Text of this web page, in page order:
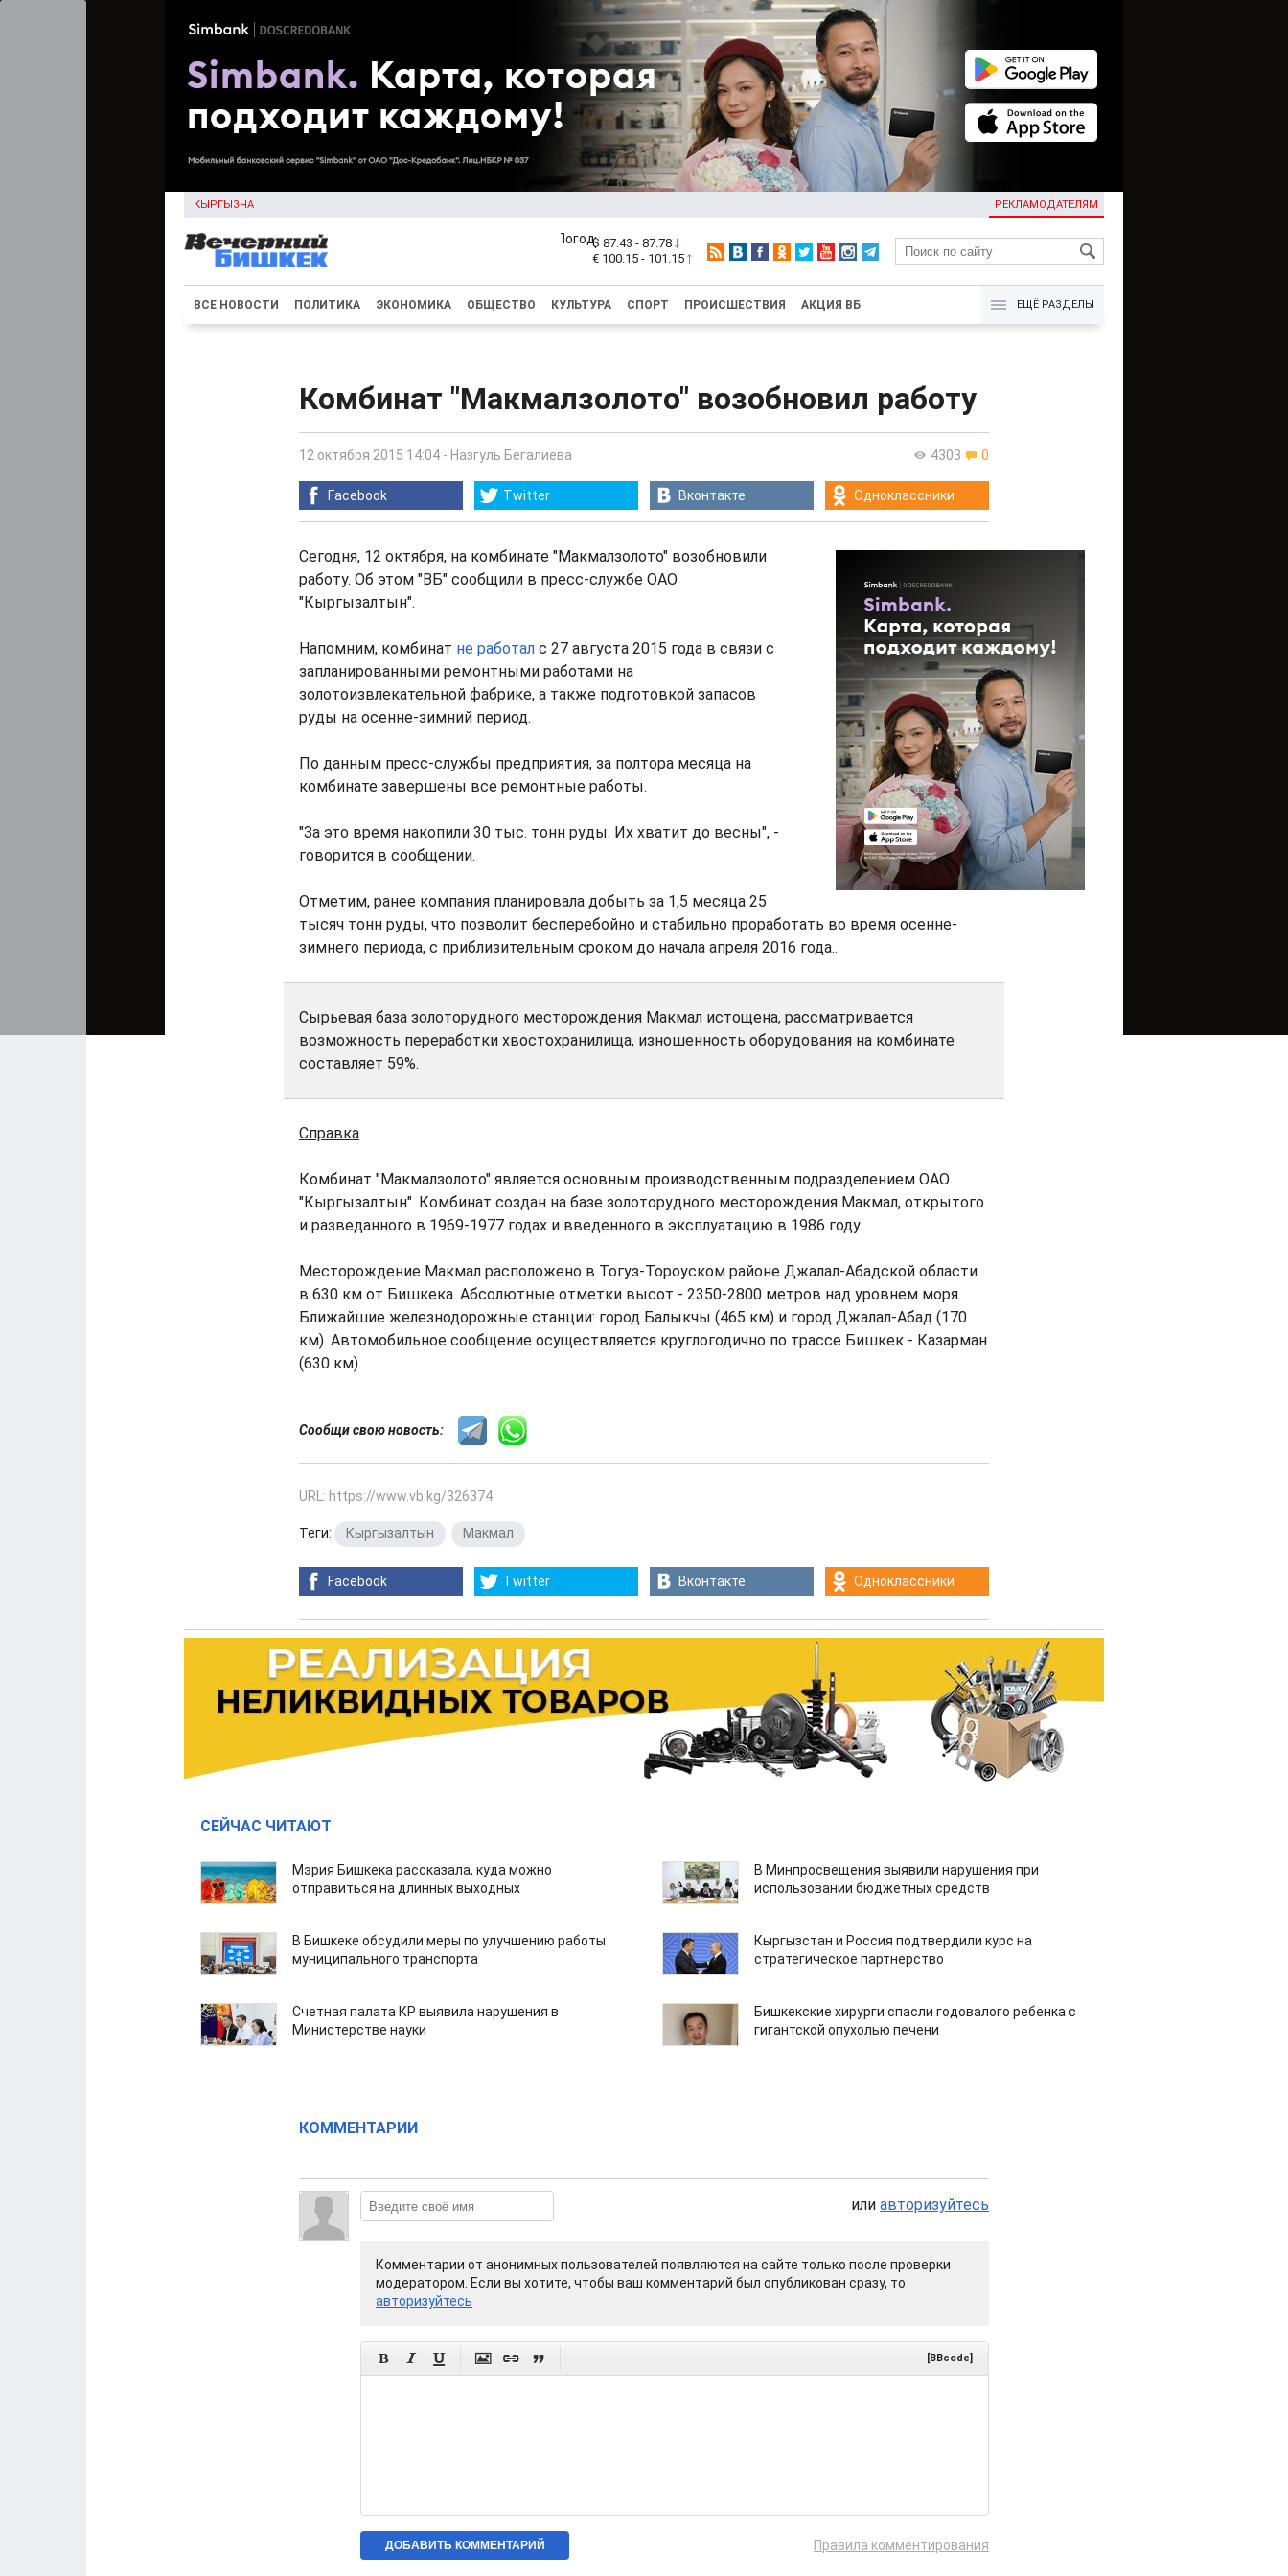
КЫРГЫЗЧА РЕКЛАМОДАТЕЛЯМ
KG
$ 87.43 - 87.78
€ 100.15 - 101.15
ВСЕ НОВОСТИ ПОЛИТИКА ЭКОНОМИКА ОБЩЕСТВО КУЛЬТУРА СПОРТ ПРОИСШЕСТВИЯ АКЦИЯ ВБ ЕЩЁ РАЗДЕЛЫ
Комбинат "Макмалзолото" возобновил работу
4303 0
12 октября 2015 14:04 - Назгуль Бегалиева
Facebook Twitter Вконтакте Одноклассники
Сегодня, 12 октября, на комбинате "Макмалзолото" возобновили
работу. Об этом "ВБ" сообщили в пресс-службе ОАО
"Кыргызалтын".
Напомним, комбинат не работал с 27 августа 2015 года в связи с
запланированными ремонтными работами на
золотоизвлекательной фабрике, а также подготовкой запасов
руды на осенне-зимний период.
По данным пресс-службы предприятия, за полтора месяца на
комбинате завершены все ремонтные работы.
"За это время накопили 30 тыс. тонн руды. Их хватит до весны", -
говорится в сообщении.
Отметим, ранее компания планировала добыть за 1,5 месяца 25
тысяч тонн руды, что позволит бесперебойно и стабильно проработать во время осенне-
зимнего периода, с приблизительным сроком до начала апреля 2016 года..
Сырьевая база золоторудного месторождения Макмал истощена, рассматривается
возможность переработки хвостохранилища, изношенность оборудования на комбинате
составляет 59%.
Справка
Комбинат "Макмалзолото" является основным производственным подразделением ОАО
"Кыргызалтын". Комбинат создан на базе золоторудного месторождения Макмал, открытого
и разведанного в 1969-1977 годах и введенного в эксплуатацию в 1986 году.
Месторождение Макмал расположено в Тогуз-Тороуском районе Джалал-Абадской области
в 630 км от Бишкека. Абсолютные отметки высот - 2350-2800 метров над уровнем моря.
Ближайшие железнодорожные станции: город Балыкчы (465 км) и город Джалал-Абад (170
км). Автомобильное сообщение осуществляется круглогодично по трассе Бишкек - Казарман
(630 км).
Сообщи свою новость:
URL: https://www.vb.kg/326374
Теги: Кыргызалтын Макмал
Facebook Twitter Вконтакте Одноклассники
СЕЙЧАС ЧИТАЮТ
Мэрия Бишкека рассказала, куда можно
отправиться на длинных выходных
В Минпросвещения выявили нарушения при
использовании бюджетных средств
В Бишкеке обсудили меры по улучшению работы
муниципального транспорта
Кыргызстан и Россия подтвердили курс на
стратегическое партнерство
Счетная палата КР выявила нарушения в
Министерстве науки
Бишкекские хирурги спасли годовалого ребенка с
гигантской опухолью печени
КОММЕНТАРИИ
или авторизуйтесь
Комментарии от анонимных пользователей появляются на сайте только после проверки
модератором. Если вы хотите, чтобы ваш комментарий был опубликован сразу, то
авторизуйтесь
      [BBcode]
Правила комментирования